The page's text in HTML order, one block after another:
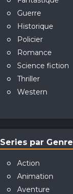
Guerre
Historique
Policier
Romance
Science fiction
Thriller
Western
Series par Genre
Action
Animation
Aventure